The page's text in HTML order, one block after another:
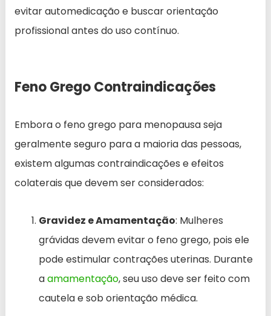
evitar automedicação e buscar orientação
profissional antes do uso contínuo.
Feno Grego Contraindicações
Embora o feno grego para menopausa seja
geralmente seguro para a maioria das pessoas,
existem algumas contraindicações e efeitos
colaterais que devem ser considerados:
Gravidez e Amamentação: Mulheres
grávidas devem evitar o feno grego, pois ele
pode estimular contrações uterinas. Durante
aamamentação, seu uso deve ser feito com
cautela e sob orientação médica.